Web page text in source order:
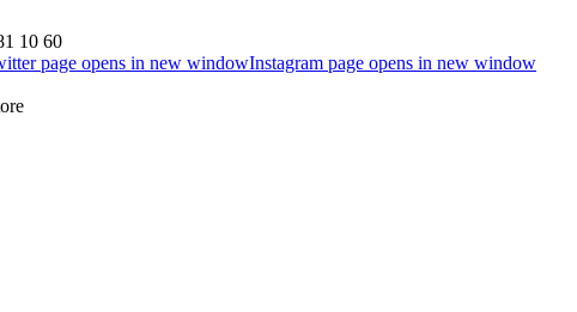
10 60
page opens in new windowInstagram page opens in new window